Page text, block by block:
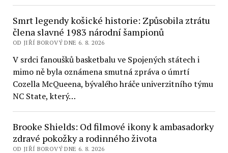
Smrt legendy košické historie: Způsobila ztrátu
člena slavné 1983 národní šampionů
OD JIŘÍ BOROVÝ DNE 6. 8. 2026
V srdci fanoušků basketbalu ve Spojených státech i
mimo ně byla oznámena smutná zpráva o úmrtí
Cozella McQueena, bývalého hráče univerzitního týmu
NC State, který…
Brooke Shields: Od filmové ikony k ambasadorky
zdravé pokožky a rodinného života
OD JIŘÍ BOROVÝ DNE 6. 8. 2026